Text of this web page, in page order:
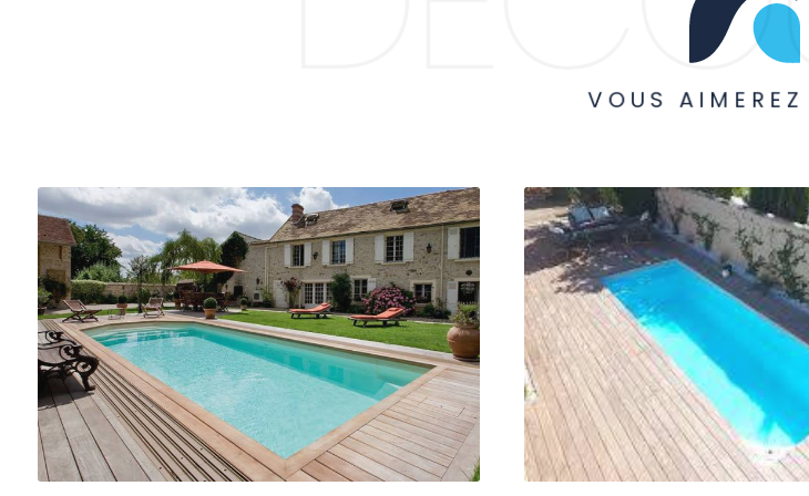
VOUS AIMEREZ